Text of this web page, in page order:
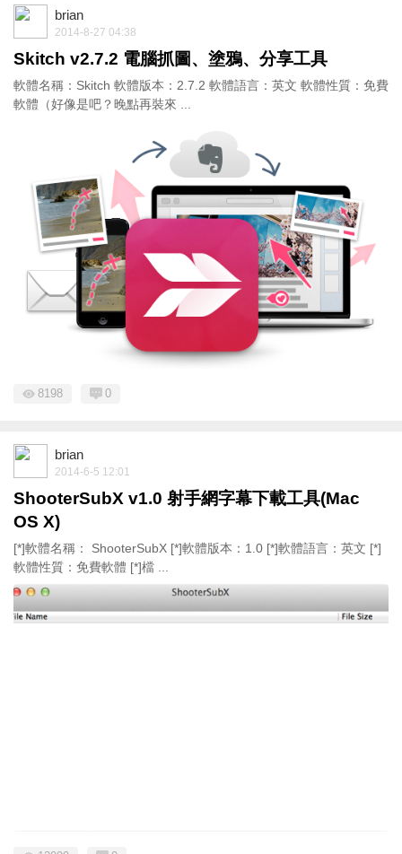
brian
2014-8-27 04:38
Skitch v2.7.2 電腦抓圖、塗鴉、分享工具
軟體名稱：Skitch 軟體版本：2.7.2 軟體語言：英文 軟體性質：免費
軟體（好像是吧？晚點再裝來 ...
8198 0
brian
2014-6-5 12:01
ShooterSubX v1.0 射手網字幕下載工具(Mac
OS X)
[*]軟體名稱： ShooterSubX [*]軟體版本：1.0 [*]軟體語言：英文 [*]
軟體性質：免費軟體 [*]檔 ...